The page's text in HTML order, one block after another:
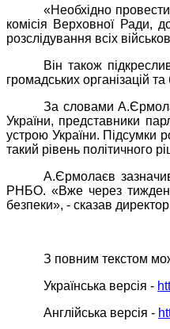
«Необхідно
комісія Верховної Ради,
розслідування всіх
Він також
громадських організацій
За словами
України, представники
устрою України. Підсумки
такий рівень політичного
А.Єрмолаєв
РНБО. «Вже через тиждень
безпеки», - сказав
З повним текстом
Українська версія -
Англійська версія -